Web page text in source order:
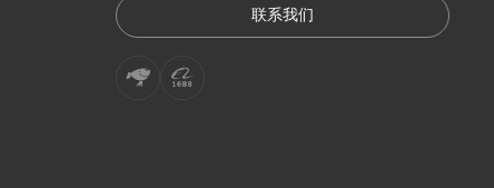
联系我们